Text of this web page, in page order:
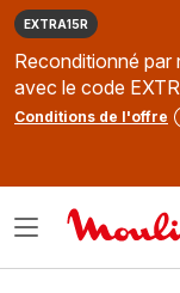
EXTRA15R
Reconditionné par
avec le code
Conditions de l'offre
Ouvrir